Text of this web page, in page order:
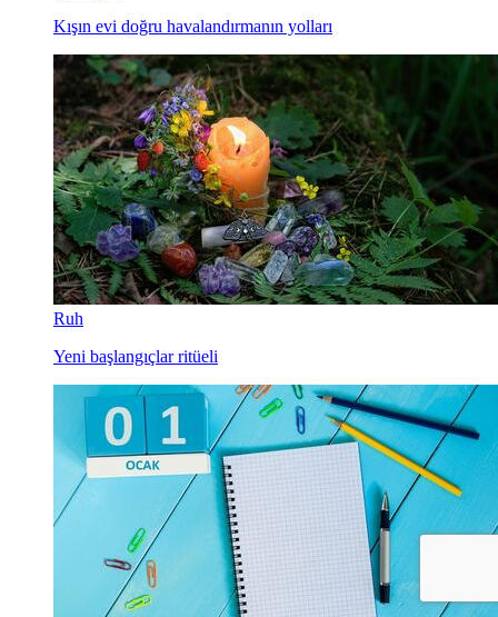
Kışın evi doğru havalandırmanın yolları
Ruh
Yeni başlangıçlar ritüeli